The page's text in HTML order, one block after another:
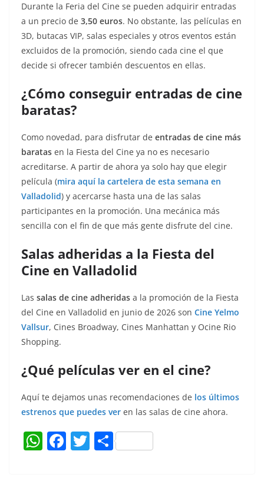
Durante la Feria del Cine se pueden adquirir entradas
a un precio de 3,50 euros. No obstante, las películas en
3D, butacas VIP, salas especiales y otros eventos están
excluidos de la promoción, siendo cada cine el que
decide si ofrecer también descuentos en ellas.
¿Cómo conseguir entradas de cine
baratas?
Como novedad, para disfrutar de entradas de cine más
baratas en la Fiesta del Cine ya no es necesario
acreditarse. A partir de ahora ya solo hay que elegir
película (mira aquí la cartelera de esta semana en
Valladolid) y acercarse hasta una de las salas
participantes en la promoción. Una mecánica más
sencilla con el fin de que más gente disfrute del cine.
Salas adheridas a la Fiesta del
Cine en Valladolid
Las salas de cine adheridas a la promoción de la Fiesta
del Cine en Valladolid en junio de 2026 son Cine Yelmo
Vallsur, Cines Broadway, Cines Manhattan y Ocine Rio
Shopping.
¿Qué películas ver en el cine?
Aquí te dejamos unas recomendaciones de los últimos
estrenos que puedes ver en las salas de cine ahora.
W F T C